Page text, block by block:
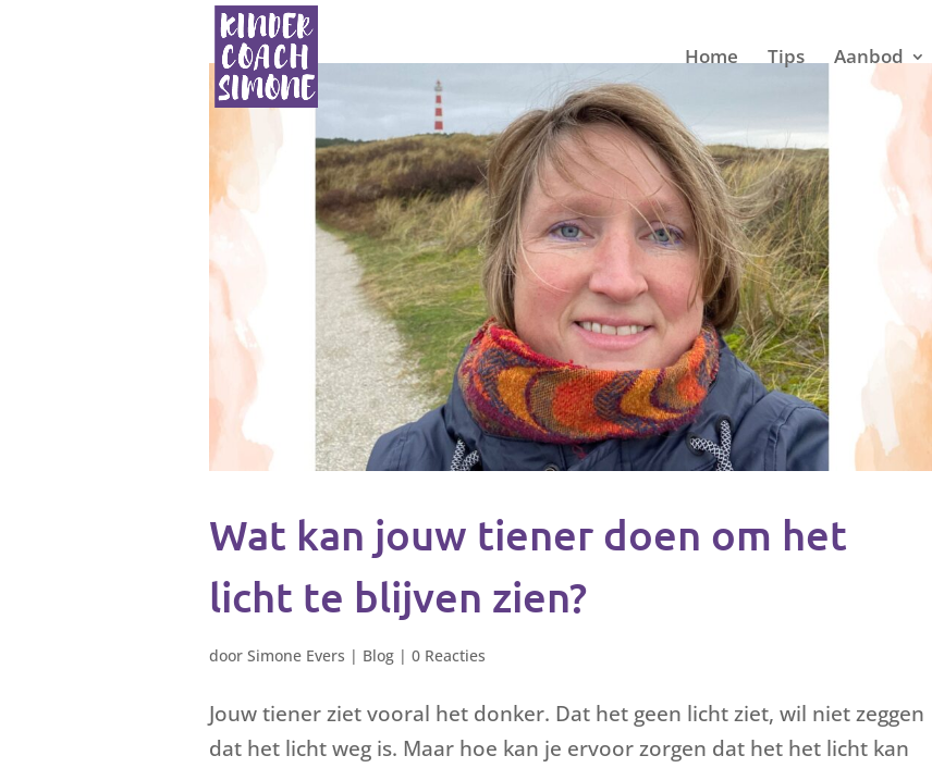
Home Tips Aanbod
Wat kan jouw tiener doen om het
licht te blijven zien?
door Simone Evers | Blog | 0 Reacties
Jouw tiener ziet vooral het donker. Dat het geen licht ziet, wil niet zeggen
dat het licht weg is. Maar hoe kan je ervoor zorgen dat het het licht kan